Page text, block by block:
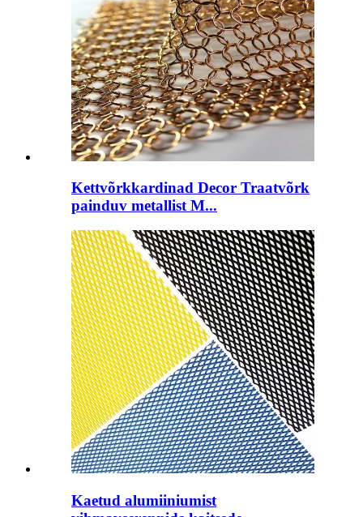
Kettvõrkkardinad Decor Traatvõrk
painduv metallist M...
Kaetud alumiiniumist